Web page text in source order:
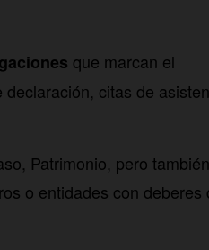
que marcan el
citas de
Patrimonio, pero
o entidades con deberes